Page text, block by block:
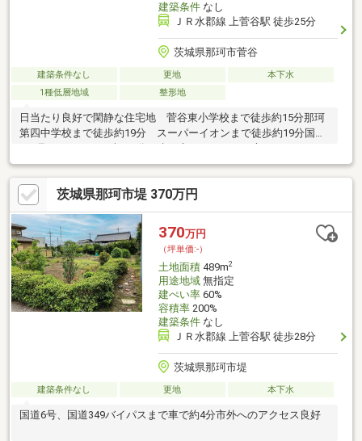
建築条件なし
ＪＲ水郡線 上菅谷駅 徒歩25分
茨城県那珂市菅谷
建築条件なし 更地
本下水
1種低層地域
整形地
日当たり良好で閑静な住宅地 菅谷東小学校まで徒歩約15分那珂
第四中学校まで徒歩約19分 スーパーイオンまで徒歩約19分国道
349号バイパスまで車で3分で水戸市・ひたちなか市へのアクセス
良好JR水郡線上菅谷まで徒歩約25分
茨城県那珂市堤 370万円
370万円
（坪単価:-）
土地面積489m2
用途地域無指定
建ぺい率60%
容積率200%
建築条件なし
ＪＲ水郡線 上菅谷駅 徒歩28分
茨城県那珂市堤
建築条件なし 更地 本下水
国道6号、国道349バイパスまで車で約4分市外へのアクセス良好